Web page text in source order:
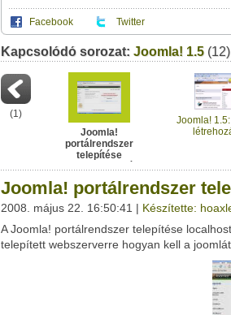
Facebook Twitter
A(z) "Joomla! portálrendszer telepítése
saját leveleződet,vagyezt a felületet:
Neved:
E-mail címed:
Címzett e-mail címe:
Facebook Twitter
Del.icio.us
Live
Ez a videótipp a következő klub(ok)ba tartozik:
Ez a videó nem még nem tartozik egy
Ha van egy kis időd,nézz szét meglévő klubjaink
Kapcsolódó sorozat: Joomla! 1.5 (12)
(1)
Joomla!
portálrendszer
telepítése
Joomla!
Joomla! portálrendszer
2008. május 22. 16:50:41 | Készítette:
A Joomla! portálrendszer telepítése
telepített webszerverre hogyan kell a